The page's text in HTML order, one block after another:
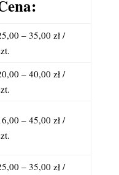
– 35,00 zł /
– 40,00 zł /
– 45,00 zł /
– 35,00 zł /